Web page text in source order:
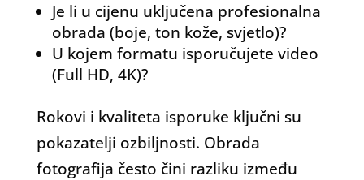
Je li u cijenu uključena profesionalna
obrada (boje, ton kože, svjetlo)?
U kojem formatu isporučujete video
(Full HD, 4K)?
Rokovi i kvaliteta isporuke ključni su
pokazatelji ozbiljnosti. Obrada
fotografija često čini razliku između